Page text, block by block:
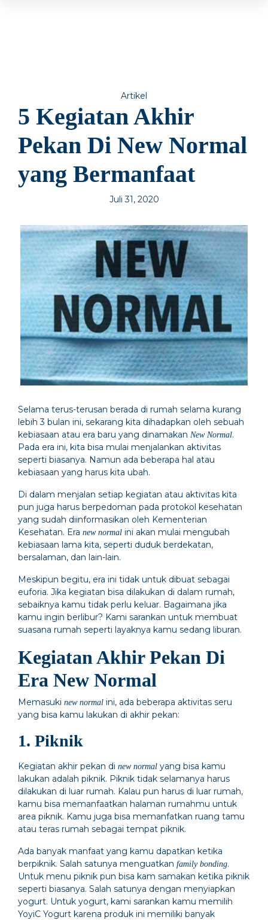
Artikel
5 Kegiatan Akhir
Pekan Di New Normal
yang Bermanfaat
Juli 31, 2020
Selama terus-terusan berada di rumah selama kurang
lebih 3 bulan ini, sekarang kita dihadapkan oleh sebuah
kebiasaan atau era baru yang dinamakan New Normal.
Pada era ini, kita bisa mulai menjalankan aktivitas
seperti biasanya. Namun ada beberapa hal atau
kebiasaan yang harus kita ubah.
Di dalam menjalan setiap kegiatan atau aktivitas kita
pun juga harus berpedoman pada protokol kesehatan
yang sudah diinformasikan oleh Kementerian
Kesehatan. Era new normal ini akan mulai mengubah
kebiasaan lama kita, seperti duduk berdekatan,
bersalaman, dan lain-lain.
Meskipun begitu, era ini tidak untuk dibuat sebagai
euforia. Jika kegiatan bisa dilakukan di dalam rumah,
sebaiknya kamu tidak perlu keluar. Bagaimana jika
kamu ingin berlibur? Kami sarankan untuk membuat
suasana rumah seperti layaknya kamu sedang liburan.
Kegiatan Akhir Pekan Di
Era New Normal
Memasuki new normal ini, ada beberapa aktivitas seru
yang bisa kamu lakukan di akhir pekan:
1. Piknik
Kegiatan akhir pekan di new normal yang bisa kamu
lakukan adalah piknik. Piknik tidak selamanya harus
dilakukan di luar rumah. Kalau pun harus di luar rumah,
kamu bisa memanfaatkan halaman rumahmu untuk
area piknik. Kamu juga bisa memanfatkan ruang tamu
atau teras rumah sebagai tempat piknik.
Ada banyak manfaat yang kamu dapatkan ketika
berpiknik. Salah satunya menguatkan family bonding.
Untuk menu piknik pun bisa kam samakan ketika piknik
seperti biasanya. Salah satunya dengan menyiapkan
yogurt. Untuk yogurt, kami sarankan kamu memilih
YoyiC Yogurt karena produk ini memiliki banyak